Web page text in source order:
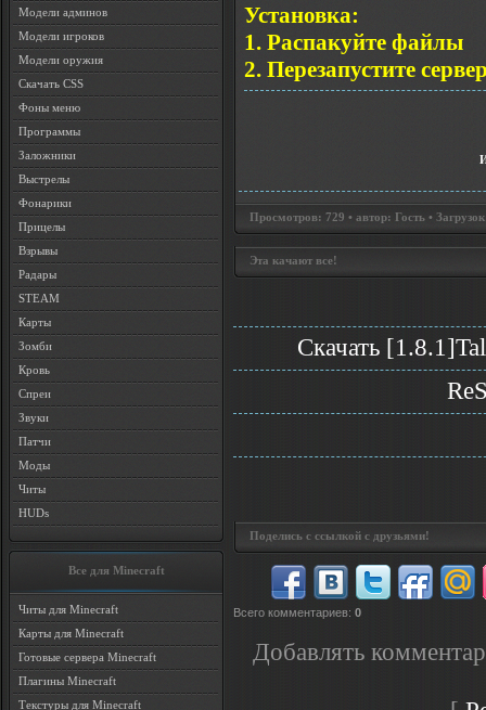
Модели админов
Модели игроков
Модели оружия
Скачать CSS
Фоны меню
Программы
Заложники
Выстрелы
Фонарики
Прицелы
Взрывы
Радары
STEAM
Карты
Зомби
Кровь
Спреи
Звуки
Патчи
Моды
Читы
HUDs
Все для Minecraft
Читы для Minecraft
Карты для Minecraft
Готовые сервера Minecraft
Плагины Minecraft
Текстуры для Minecraft
Установка:
1. Распакуйте файлы
2. Перезапустите
Просмотров: 729 • автор: Гость •
Эта качают все!
Скачать
Поделись с ссылкой с друзьями!
Всего комментариев: 0
Добавлять